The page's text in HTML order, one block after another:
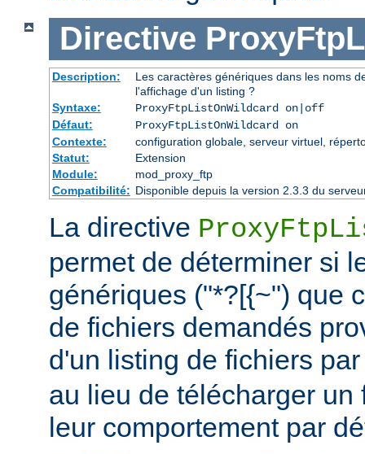
Directive
Description:
Les caractères génériques dans les noms
l'affichage d'un listing ?
Syntaxe:
ProxyFtpListOnWildcard on|off
Défaut:
ProxyFtpListOnWildcard on
Contexte:
configuration globale, serveur virtuel,
Statut:
Extension
Module:
mod_proxy_ftp
Compatibilité: Disponible depuis la version 2.3.3 du
La directive
permet de déterminer si
génériques ("*?[{~") que
de fichiers demandés
d'un listing de fichiers
au lieu de télécharger un
leur comportement par